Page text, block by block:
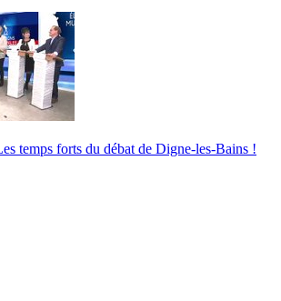
temps forts du débat de Digne-les-Bains !